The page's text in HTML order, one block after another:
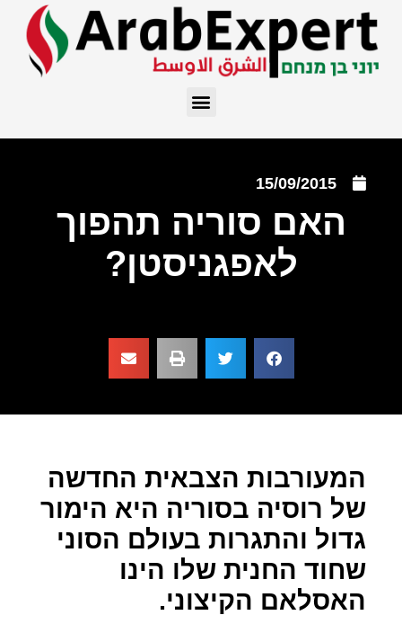
15/09/2015
האם סוריה תהפוך
לאפגניסטן?
המעורבות הצבאית החדשה
של רוסיה בסוריה היא הימור
גדול והתגרות בעולם הסוני
שחוד החנית שלו הינו
האסלאם הקיצוני.